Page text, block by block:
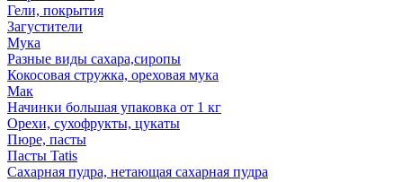
Гели, покрытия
Загустители
Мука
Разные виды сахара,сиропы
Кокосовая стружка, ореховая мука
Мак
Начинки большая упаковка от 1 кг
Орехи, сухофрукты, цукаты
Пюре, пасты
Пасты Tatis
Сахарная пудра, нетающая сахарная пудра